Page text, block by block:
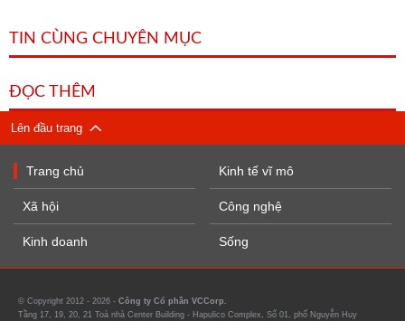
TIN CÙNG CHUYÊN MỤC
ĐỌC THÊM
Lên đầu trang
Trang chủ
Xã hội
Kinh doanh
Kinh tế vĩ mô
Công nghệ
Sống
© Copyright 2012 - 2026 - Công ty Cổ phần VCCorp.
Tầng 17, 19, 20, 21 Toà nhà Center Building - Hapulico Complex, Số 01, phố Nguyễn Huy